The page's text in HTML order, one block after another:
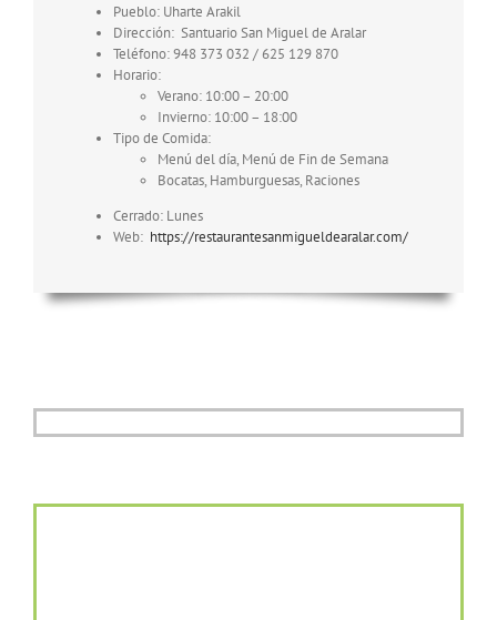
Pueblo: Uharte Arakil
Dirección: Santuario San Miguel de Aralar
Teléfono: 948 373 032 / 625 129 870
Horario:
Verano: 10:00 – 20:00
Invierno: 10:00 – 18:00
Tipo de Comida:
Menú del día, Menú de Fin de Semana
Bocatas, Hamburguesas, Raciones
Cerrado: Lunes
Web: https://restaurantesanmigueldearalar.com/